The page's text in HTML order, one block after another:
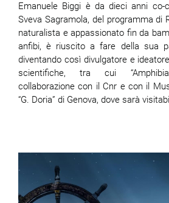
Emanuele Biggi è da dieci anni co-
Sveva Sagramola, del programma di
naturalista e appassionato fin da
anfibi, è riuscito a fare della sua
diventando così divulgatore e
scientifiche, tra cui
collaborazione con il Cnr e con il
“G. Doria” di Genova, dove sarà